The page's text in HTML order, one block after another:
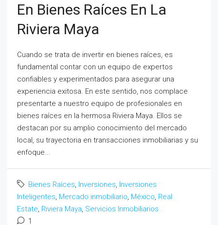
En Bienes Raíces En La
Riviera Maya
Cuando se trata de invertir en bienes raíces, es
fundamental contar con un equipo de expertos
confiables y experimentados para asegurar una
experiencia exitosa. En este sentido, nos complace
presentarte a nuestro equipo de profesionales en
bienes raíces en la hermosa Riviera Maya. Ellos se
destacan por su amplio conocimiento del mercado
local, su trayectoria en transacciones inmobiliarias y su
enfoque...
Bienes Raíces, Inversiones, Inversiones
Inteligentes, Mercado inmobiliario, México, Real
Estate, Riviera Maya, Servicios Inmobiliarios
1